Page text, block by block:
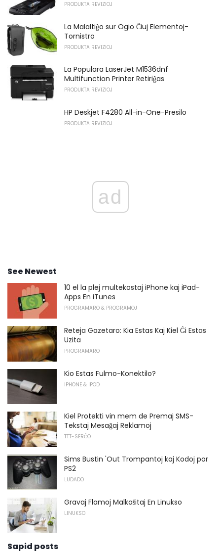
PRODUKTA REVIZIOJ
La Malaltiĝo sur Ogio Ĉiuj Elementoj-
Tornistro
PRODUKTA REVIZIOJ
La Populara LaserJet M1536dnf
Multifunction Printer Retiriĝas
PRODUKTA REVIZIOJ
HP Deskjet F4280 All-in-One-Presilo
PRODUKTA REVIZIOJ
ad
See Newest
10 el la plej multekostaj iPhone kaj iPad-
Apps En iTunes
PROGRAMARO & PROGRAMOJ
Reteja Gazetaro: Kia Estas Kaj Kiel Ĝi Estas
Uzita
PROGRAMARO
Kio Estas Fulmo-Konektilo?
IPHONE & IPOD
Kiel Protekti vin mem de Premaj SMS-
Tekstaj Mesaĝaj Reklamoj
TTT-SERĈO
Sims Bustin 'Out Trompantoj kaj Kodoj por
PS2
LUDADO
Gravaj Flamoj Malkaŝitaj En Linukso
LINUKSO
Sapid posts